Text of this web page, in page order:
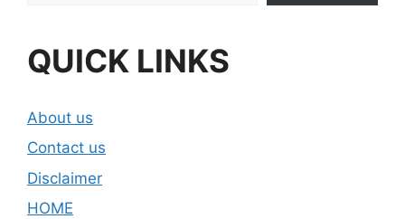
QUICK LINKS
About us
Contact us
Disclaimer
HOME